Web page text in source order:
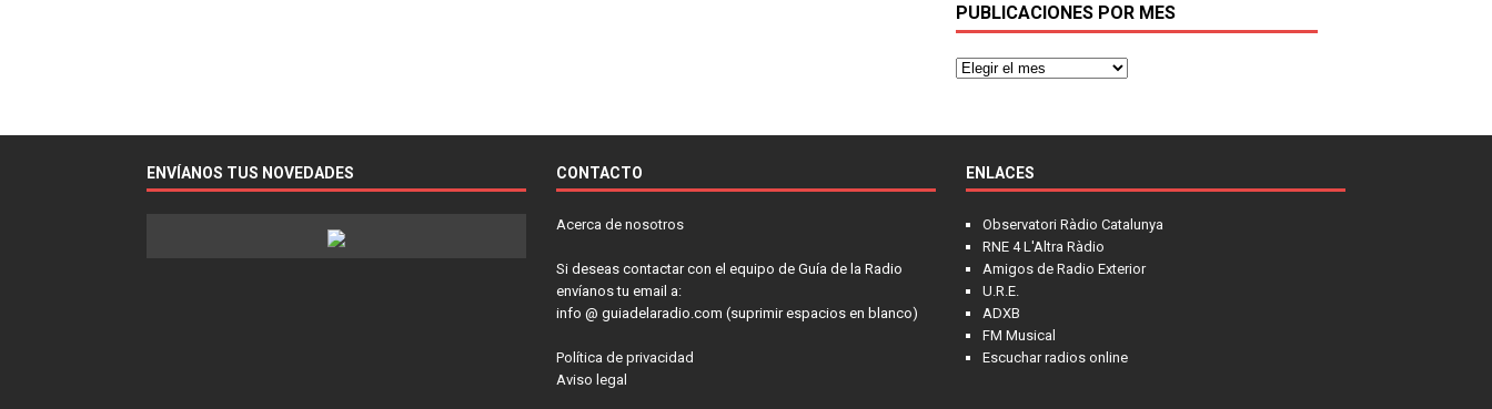
PUBLICACIONES POR MES
ENVÍANOS TUS NOVEDADES CONTACTO
Acerca de nosotros
Si deseas contactar con el equipo de Guía de la Radio
envíanos tu email a:
info @ guiadelaradio.com (suprimir espacios en blanco)
Política de privacidad
Aviso legal
ENLACES
Observatori Ràdio Catalunya
RNE 4 L'Altra Ràdio
Amigos de Radio Exterior
U.R.E.
ADXB
FM Musical
Escuchar radios online